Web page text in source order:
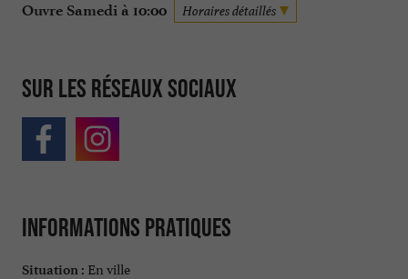
Ouvre Samedi à 10:00 Horaires détaillés
Sur les réseaux sociaux
Informations pratiques
Situation : En ville